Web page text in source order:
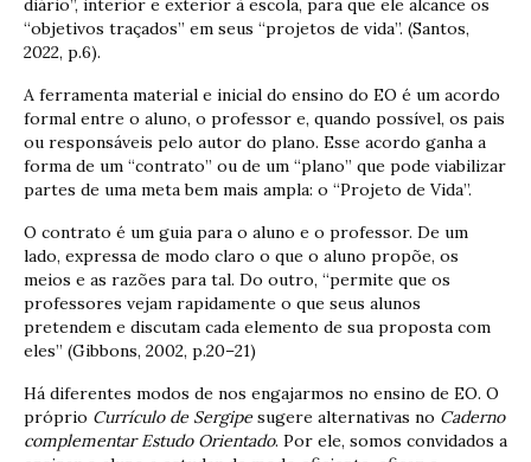
diário”, interior e exterior à escola, para que ele alcance os
“objetivos traçados” em seus “projetos de vida”. (Santos,
2022, p.6).
A ferramenta material e inicial do ensino do EO é um acordo
formal entre o aluno, o professor e, quando possível, os pais
ou responsáveis pelo autor do plano. Esse acordo ganha a
forma de um “contrato” ou de um “plano” que pode viabilizar
partes de uma meta bem mais ampla: o “Projeto de Vida”.
O contrato é um guia para o aluno e o professor. De um
lado, expressa de modo claro o que o aluno propõe, os
meios e as razões para tal. Do outro, “permite que os
professores vejam rapidamente o que seus alunos
pretendem e discutam cada elemento de sua proposta com
eles” (Gibbons, 2002, p.20–21)
Há diferentes modos de nos engajarmos no ensino de EO. O
próprio Currículo de Sergipe sugere alternativas no Caderno
complementar Estudo Orientado. Por ele, somos convidados a